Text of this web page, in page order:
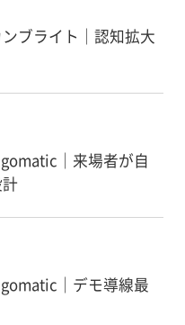
ブライト｜認知拡大
｜来場者が自
｜デモ導線最